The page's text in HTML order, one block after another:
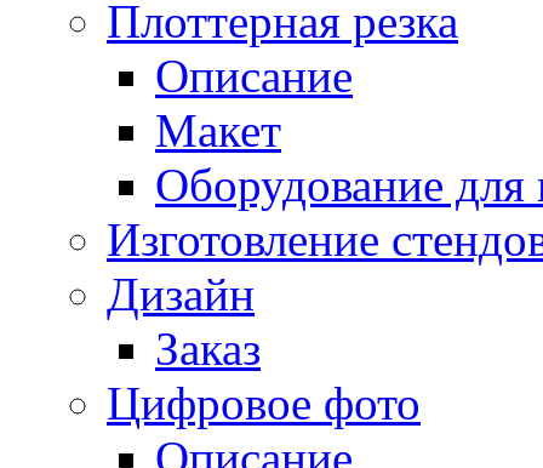
Плоттерная резка
Описание
Макет
Оборудование для
Изготовление
Дизайн
Заказ
Цифровое фото